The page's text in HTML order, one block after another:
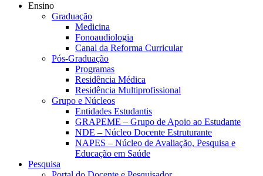
Ensino
Graduação
Medicina
Fonoaudiologia
Canal da Reforma Curricular
Pós-Graduação
Programas
Residência Médica
Residência Multiprofissional
Grupo e Núcleos
Entidades Estudantis
GRAPEME – Grupo de Apoio ao Estudante
NDE – Núcleo Docente Estruturante
NAPES – Núcleo de Avaliação, Pesquisa e
Educação em Saúde
Pesquisa